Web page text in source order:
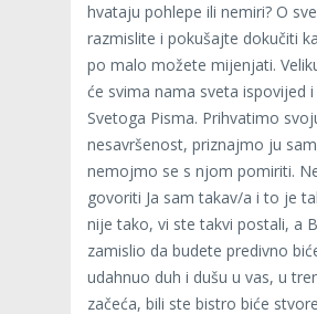
hvataju pohlepe ili nemiri? O
razmislite i pokušajte dokučiti
po malo možete mijenjati.
će svima nama sveta ispovijed
Svetoga Pisma. Prihvatimo
nesavršenost, priznajmo ju
nemojmo se s njom pomiriti.
govoriti Ja sam takav/a i to je
nije tako, vi ste takvi postali, a
zamislio da budete predivno
udahnuo duh i dušu u vas, u
začeća, bili ste bistro biće